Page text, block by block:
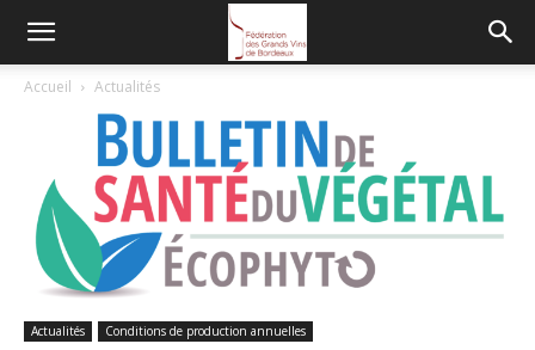
FGVB
Accueil Actualités
Actualités Conditions de production annuelles